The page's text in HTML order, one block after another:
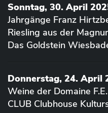
Sonntag, 30. April
Jahrgänge Franz
Riesling aus der
Das Goldstein
Donnerstag, 24. April
Weine der Domaine
CLUB Clubhouse